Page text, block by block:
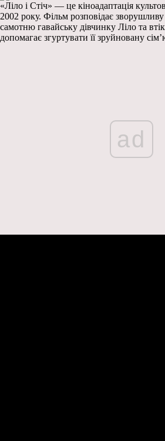
«Ліло і Стіч» — це кіноадаптація
2002 року. Фільм розповідає
самотню гавайську дівчинку Ліло та
допомагає згуртувати її зруйновану
ad